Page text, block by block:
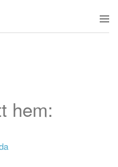
hem: